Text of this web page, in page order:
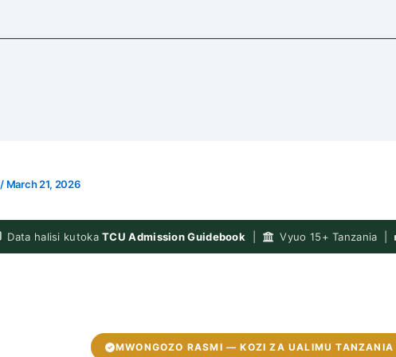
/ March 21, 2026
Data halisi kutokaTCU Admission Guidebook Vyuo 15+ Tanzania |
MWONGOZO RASMI — KOZI ZA UALIMU TANZANIA